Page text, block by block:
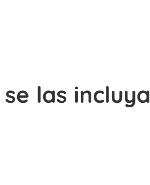
las incluya